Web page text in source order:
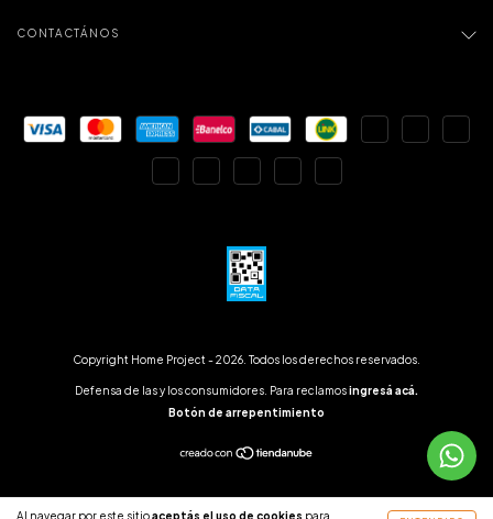
Al navegar por este sitioaceptás el uso de cookies para
CONTACTÁNOS
Copyright Home Project - 2026. Todos los derechos reservados.
Defensa de las y los consumidores. Para reclamosingresá acá.
Botón de arrepentimiento